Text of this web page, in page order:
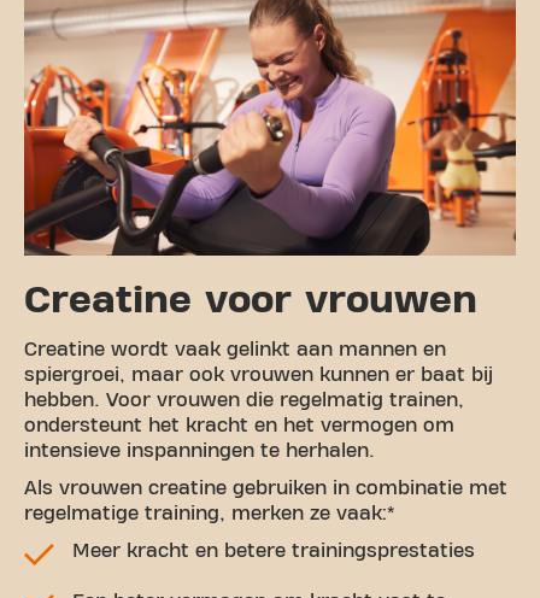
Creatine voor vrouwen
Creatine wordt vaak gelinkt aan mannen en
spiergroei, maar ook vrouwen kunnen er baat bij
hebben. Voor vrouwen die regelmatig trainen,
ondersteunt het kracht en het vermogen om
intensieve inspanningen te herhalen.
Als vrouwen creatine gebruiken in combinatie met
regelmatige training, merken ze vaak:*
Meer kracht en betere trainingsprestaties